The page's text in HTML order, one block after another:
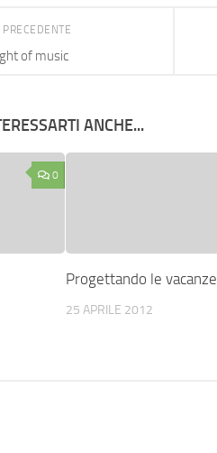
of music
ANCHE...
0
Progettando le vacanze
25 APRILE 2012